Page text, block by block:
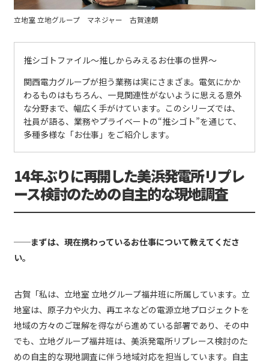
立地室 立地グループ マネジャー 古賀達朗
推シゴトファイル〜推しからみえるお仕事の世界〜
関西電力グループが担う業務は実にさまざま。電気にかか
わるものはもちろん、一見関連性がないように思える意外
な分野まで、幅広く手がけています。このシリーズでは、
社員が語る、業務やプライベートの“推シゴト”を通じて、
多種多様な「お仕事」をご紹介します。
14年ぶりに再開した美浜発電所リプレ
ース検討のための自主的な現地調査
──まずは、現在携わっているお仕事について教えてくださ
い。
古賀「私は、立地室 立地グループ福井班に所属しています。立
地室は、原子力や火力、再エネなどの電源立地プロジェクトを
地域の方々のご理解を得ながら進めている部署であり、その中
でも、立地グループ福井班は、美浜発電所リプレース検討のた
めの自主的な現地調査に伴う地域対応を担当しています。自主